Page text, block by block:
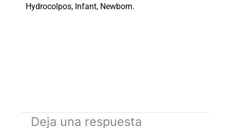
Hydrocolpos, Infant, Newborn.
Deja una respuesta